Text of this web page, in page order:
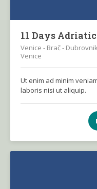
11 Days Adriatic
Venice - Brač -
Venice
Ut enim ad minim
laboris nisi ut aliquip.